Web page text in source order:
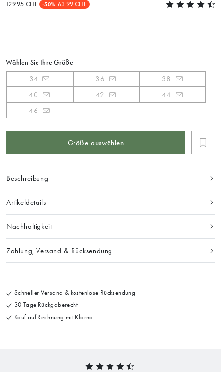
129.95 CHF -50% 63.99 CHF
Wählen Sie Ihre Größe
34 36
38
40
42
44
46
Größe auswählen
Beschreibung
Artikeldetails
Nachhaltigkeit
Zahlung, Versand & Rücksendung
Schneller Versand & kostenlose Rücksendung
30 Tage Rückgaberecht
Kauf auf Rechnung mit Klarna